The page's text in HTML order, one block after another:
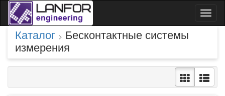
Каталог > Бесконтактные системы
измерения